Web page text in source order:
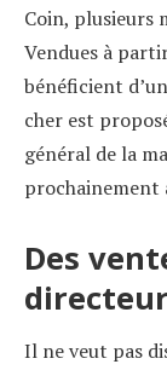
Coin, plusieurs
Vendues à
bénéficient
cher est
général de la
prochainement
Des
Il ne veut pas